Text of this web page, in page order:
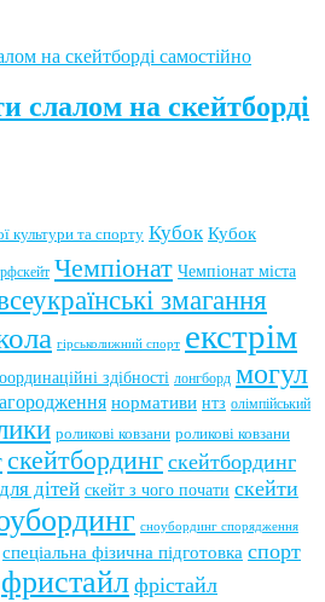
слалом на скейтборді
культури та спорту Кубок Кубок
Чемпіонат Чемпіонат міста
змагання
гірськолижний спорт екстрім
здібності лонгборд могул
нормативи нтз олімпійський
роликові ковзани роликові ковзани
скейтбординг скейтбординг
дітей скейт з чого почати скейти
сноубординг спорядження
спеціальна фізична підготовка спорт
фристайл фрістайл